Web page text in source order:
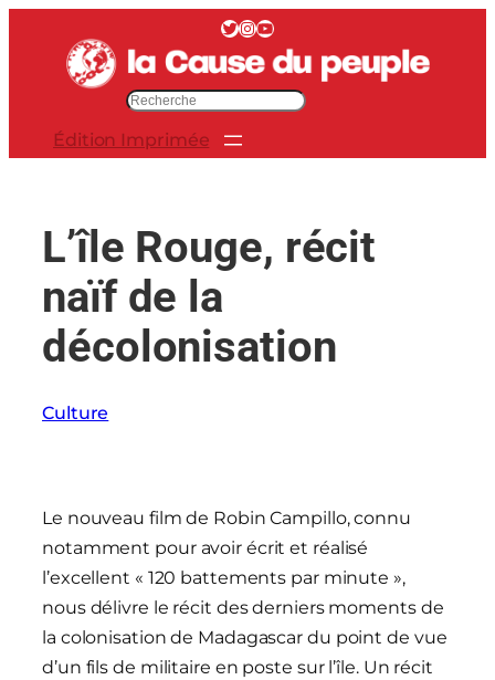
contenu
Twitter InstagramYouTube
e
r
Édition Imprimée
L’île Rouge, récit
naïf de la
décolonisation
Culture
Le nouveau film de Robin Campillo, connu
notamment pour avoir écrit et réalisé
l’excellent « 120 battements par minute »,
nous délivre le récit des derniers moments de
la colonisation de Madagascar du point de vue
d’un fils de militaire en poste sur l’île. Un récit